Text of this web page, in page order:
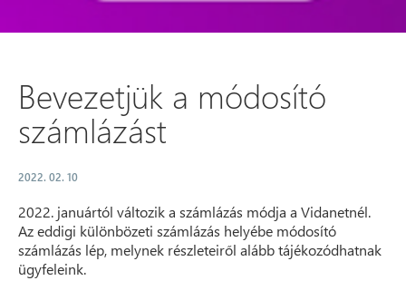
Bevezetjük a módosító
számlázást
2022. 02. 10
2022. januártól változik a számlázás módja a Vidanetnél.
Az eddigi különbözeti számlázás helyébe módosító
számlázás lép, melynek részleteiről alább tájékozódhatnak
ügyfeleink.